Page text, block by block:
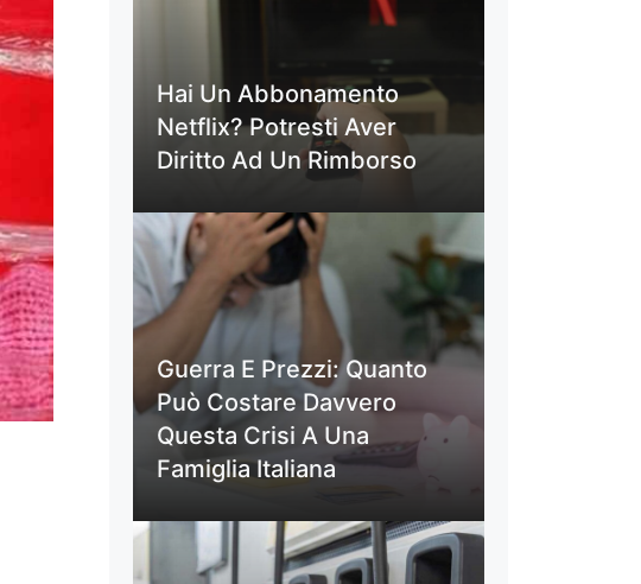
Hai Un Abbonamento
Netflix? Potresti Aver
Diritto Ad Un Rimborso
Guerra E Prezzi: Quanto
Può Costare Davvero
Questa Crisi A Una
Famiglia Italiana